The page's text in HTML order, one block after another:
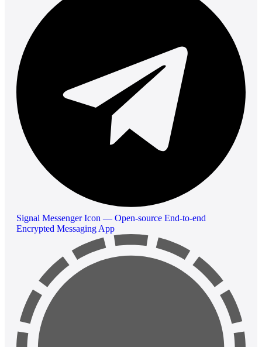
Signal Messenger Icon — Open-source End-to-end
Encrypted Messaging App